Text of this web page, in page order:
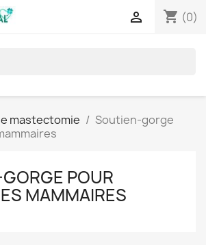
shopping_cart (0)

mastectomie
Soutien-gorge
POUR
MAMMAIRES